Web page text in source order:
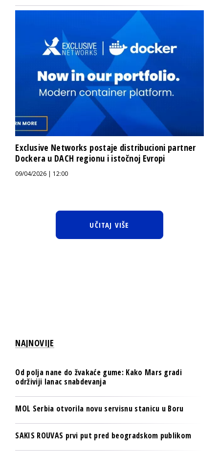
Exclusive Networks postaje distribucioni partner
Dockera u DACH regionu i istočnoj Evropi
09/04/2026 | 12:00
UČITAJ VIŠE
NAJNOVIJE
Od polja nane do žvakaće gume: Kako Mars gradi
održiviji lanac snabdevanja
MOL Serbia otvorila novu servisnu stanicu u Boru
SAKIS ROUVAS prvi put pred beogradskom publikom